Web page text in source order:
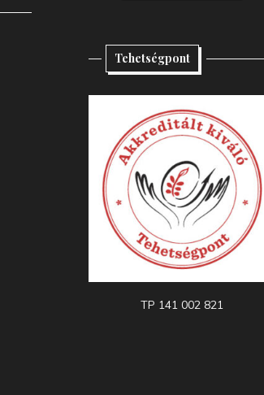
Tehetségpont
TP 141 002 821